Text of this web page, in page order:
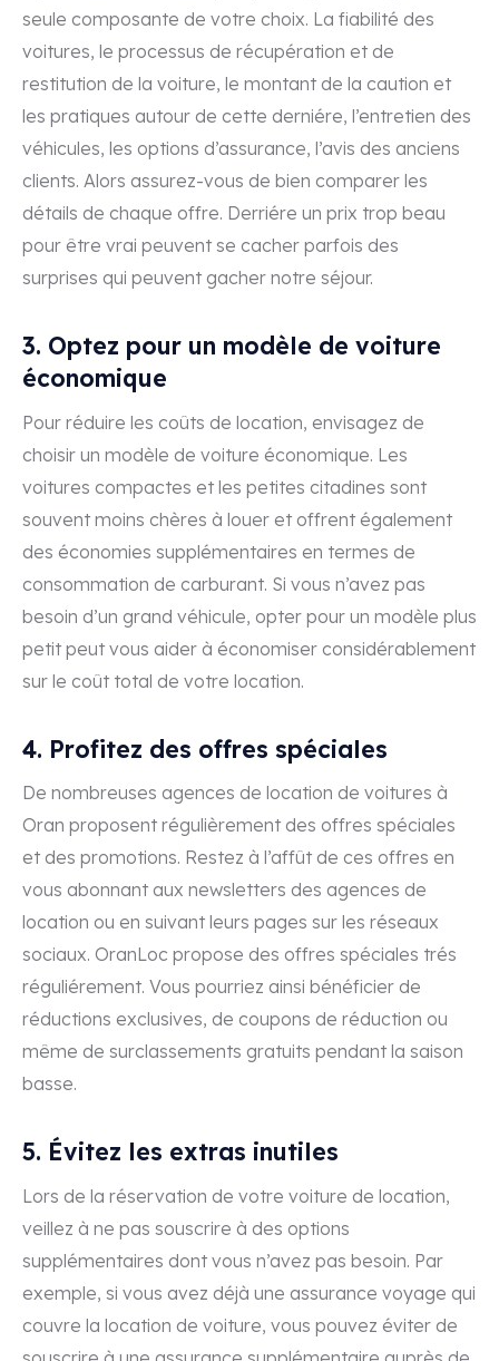
seule composante de votre choix. La fiabilité des
voitures, le processus de récupération et de
restitution de la voiture, le montant de la caution et
les pratiques autour de cette derniére, l’entretien des
véhicules, les options d’assurance, l’avis des anciens
clients. Alors assurez-vous de bien comparer les
détails de chaque offre. Derriére un prix trop beau
pour être vrai peuvent se cacher parfois des
surprises qui peuvent gacher notre séjour.
3. Optez pour un modèle de voiture
économique
Pour réduire les coûts de location, envisagez de
choisir un modèle de voiture économique. Les
voitures compactes et les petites citadines sont
souvent moins chères à louer et offrent également
des économies supplémentaires en termes de
consommation de carburant. Si vous n’avez pas
besoin d’un grand véhicule, opter pour un modèle plus
petit peut vous aider à économiser considérablement
sur le coût total de votre location.
4. Profitez des offres spéciales
De nombreuses agences de location de voitures à
Oran proposent régulièrement des offres spéciales
et des promotions. Restez à l’affût de ces offres en
vous abonnant aux newsletters des agences de
location ou en suivant leurs pages sur les réseaux
sociaux. OranLoc propose des offres spéciales trés
réguliérement. Vous pourriez ainsi bénéficier de
réductions exclusives, de coupons de réduction ou
même de surclassements gratuits pendant la saison
basse.
5. Évitez les extras inutiles
Lors de la réservation de votre voiture de location,
veillez à ne pas souscrire à des options
supplémentaires dont vous n’avez pas besoin. Par
exemple, si vous avez déjà une assurance voyage qui
couvre la location de voiture, vous pouvez éviter de